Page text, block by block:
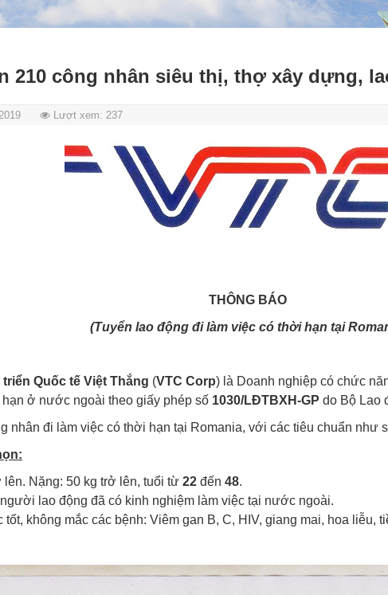
210 công nhân siêu thị, thợ xây dựng,
Lượt xem: 237
THÔNG BÁO
(Tuyển lao độngđi làm việc có thời hạn tại
Quốc tế Việt Thắng (VTC Corp) là Doanh nghiệp có chức
ở nước ngoài theo giấy phép số 1030/LĐTBXH-GP do Bộ Lao
nhân đi làm việc có thời hạn tại Romania, với các tiêu chuẩn như
lên. Nặng: 50 kg trở lên, tuổi từ22đến48.
lao động đã có kinh nghiệm làm việc tại nước ngoài.
không mắc các bệnh: Viêm gan B, C, HIV, giang mai, hoa liễu,